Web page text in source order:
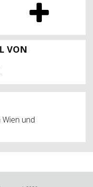
VON
und